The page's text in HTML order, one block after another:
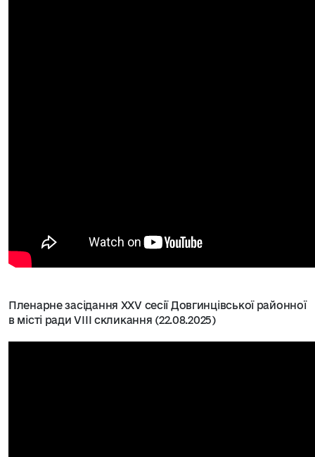
Пленарне засідання XXV сесії Довгинцівської районної
в місті ради VІІІ скликання (22.08.2025)